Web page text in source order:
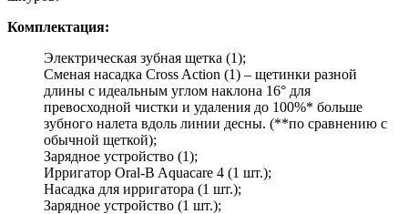
Комплектация:
Электрическая зубная щетка (1);
Сменая насадка Cross Action (1) – щетинки разной
длины с идеальным углом наклона 16° для
превосходной чистки и удаления до 100%* больше
зубного налета вдоль линии десны. (**по сравнению с
обычной щеткой);
Зарядное устройство (1);
Ирригатор Oral-B Aquacare 4 (1 шт.);
Насадка для ирригатора (1 шт.);
Зарядное устройство (1 шт.);